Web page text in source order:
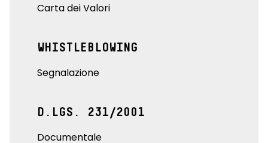
Carta dei Valori
WHISTLEBLOWING
Segnalazione
D.LGS. 231/2001
Documentale